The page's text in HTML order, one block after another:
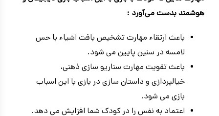
هوشمند بدست می‌آورد :
باعث ارتقاء مهارت تشخیص بافت اشیاء با حس
لامسه در سنین پایین می شود.
باعث تقویت مهارت سناریو سازی ذهنی،
خیالپردازی و داستان سازی در بازی با این اسباب
بازی می شود.
اعتماد به نفس را در کودک شما افزایش می دهد.